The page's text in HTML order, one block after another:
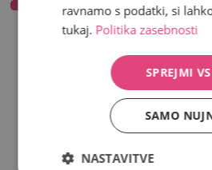
Vse v kategoriji
Zapestnice
ravnamo s podatki, si
tukaj. Politika zasebnosti
SPREJMI
SAMO
NASTAVITVE